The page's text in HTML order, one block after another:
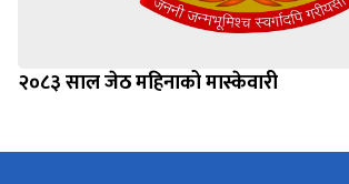
२०८३ साल जेठ महिनाको मास्केवारी